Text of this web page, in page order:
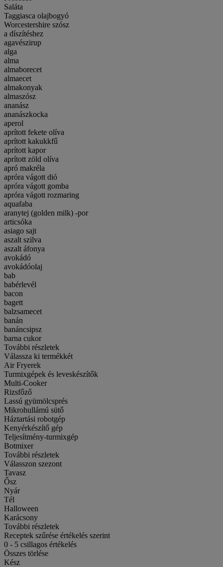
Saláta
Taggiasca olajbogyó
Worcestershire szósz
a díszítéshez
agavészirup
alga
alma
almaborecet
almaecet
almakonyak
almaszósz
ananász
ananászkocka
aperol
aprított fekete olíva
aprított kakukkfű
aprított kapor
aprított zöld olíva
apró makréla
apróra vágott dió
apróra vágott gomba
apróra vágott rozmaring
aquafaba
aranytej (golden milk) -por
articsóka
asiago sajt
aszalt szilva
aszalt áfonya
avokádó
avokádóolaj
bab
babérlevél
bacon
bagett
balzsamecet
banán
banáncsipsz
barna cukor
További részletek
Válassza ki termékkét
Air Fryerek
Turmixgépek és leveskészítők
Multi-Cooker
Rizsfőző
Lassú gyümölcsprés
Mikrohullámú sütő
Háztartási robotgép
Kenyérkészítő gép
Teljesítmény-turmixgép
Botmixer
További részletek
Válasszon szezont
Tavasz
Ősz
Nyár
Tél
Halloween
Karácsony
További részletek
Receptek szűrése értékelés szerint
0 - 5 csillagos értékelés
Összes törlése
Kész